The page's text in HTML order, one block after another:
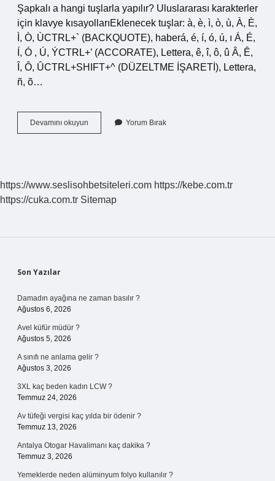
Şapkalı a hangi tuşlarla yapılır? Uluslararası karakterler
için klavye kısayollarıEklenecek tuşlar: à, è, ì, ò, ù, À, È,
Ì, Ò, ÙCTRL+` (BACKQUOTE), haberá, é, í, ó, ú, ı Á, É,
Í, Ó , Ú, ÝCTRL+’ (ACCORATE), Lettera, ê, î, ô, û Â, Ê,
Î, Ô, ÛCTRL+SHIFT+^ (DÜZELTME İŞARETİ), Lettera,
ñ, õ…
Devamını okuyun Bilgisayar
Da
Yorum Bırak
https://www.seslisohbetsiteleri.com https://kebe.com.tr
https://cuka.com.tr Sitemap
Sidebar
Son Yazılar
Damadın ayağına ne zaman basılır ?
Ağustos 6, 2026
Avel küfür müdür ?
Ağustos 5, 2026
A sınıfı ne anlama gelir ?
Ağustos 3, 2026
3XL kaç beden kadın LCW ?
Temmuz 24, 2026
Av tüfeği vergisi kaç yılda bir ödenir ?
Temmuz 13, 2026
Antalya Otogar Havalimanı kaç dakika ?
Temmuz 3, 2026
Yemeklerde neden alüminyum folyo kullanılır ?